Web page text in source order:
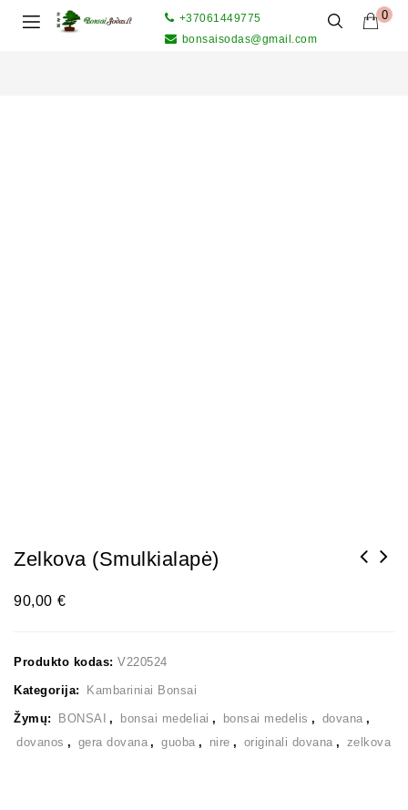
0
+37061449775
bonsaisodas@gmail.com
Zelkova (smulkialapė)
90,00 €
Produkto kodas: V220524
Kategorija: Kambariniai Bonsai
Žymų: BONSAI , bonsai medeliai , bonsai medelis , dovana ,
dovanos , gera dovana , guoba , nire , originali dovana , zelkova